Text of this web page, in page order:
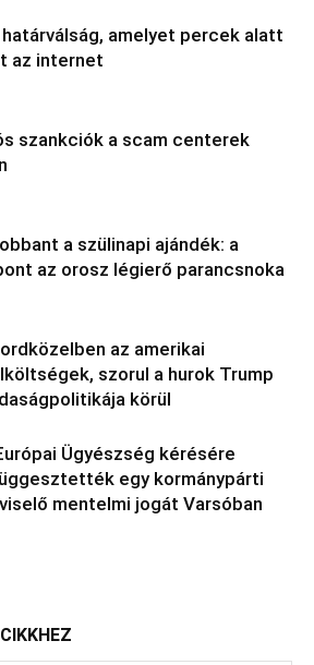
határválság, amelyet percek alatt
az internet
szankciók a scam centerek
a szülinapi ajándék: a
az orosz légierő parancsnoka
az amerikai
szorul a hurok Trump
körül
Ügyészség kérésére
egy kormánypárti
mentelmi jogát Varsóban